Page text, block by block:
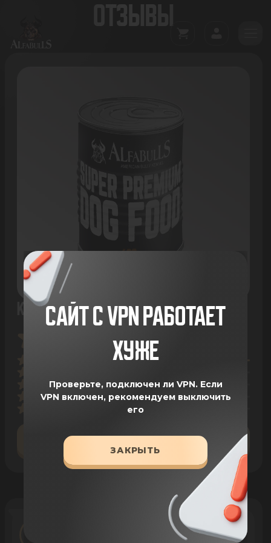
ОТЗЫВЫ
КОНСЕРВА ДЛЯ СОБАК ИЗ КРОЛИКА, 400Г
12 ОТЗЫВОВ
ОСТАВИТЬ ОТЗЫВ
08 Feb 2026
САЙТ С VPN РАБОТАЕТ
ХУЖЕ
Проверьте, подключен ли VPN. Если
VPN включен, рекомендуем выключить
его
ЗАКРЫТЬ